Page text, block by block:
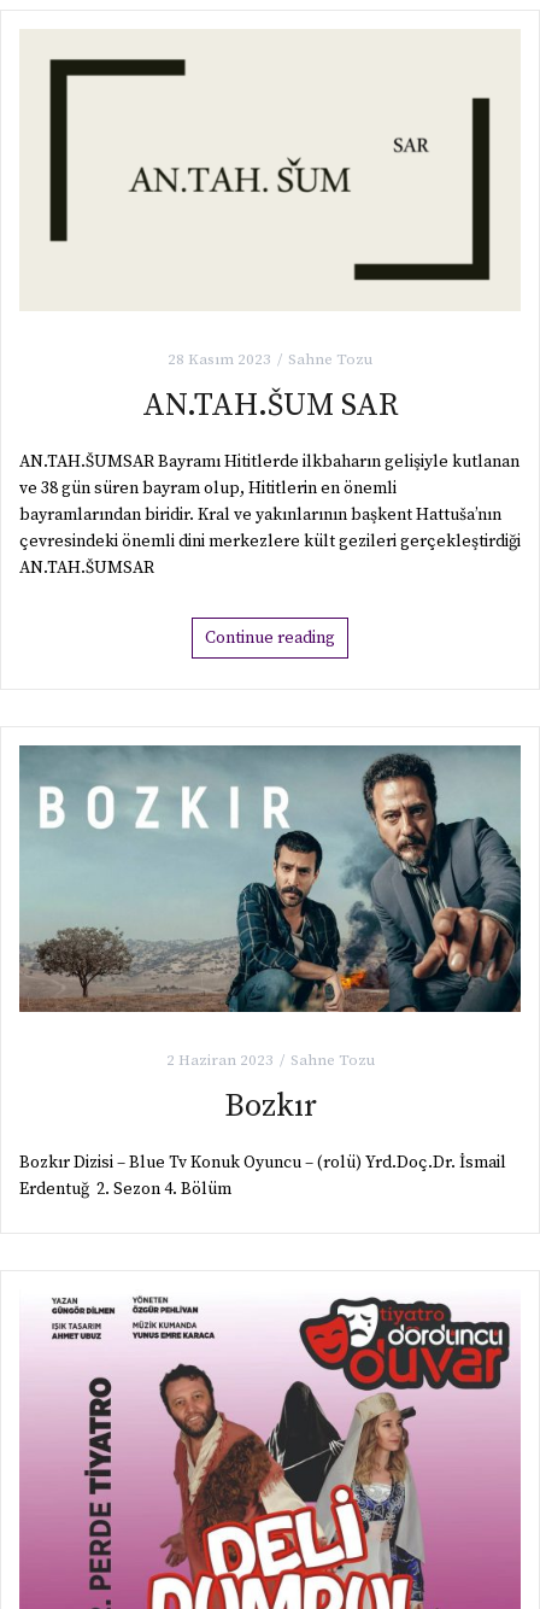
28 Kasım 2023 Sahne Tozu
AN.TAH.ŠUM SAR
AN.TAH.ŠUMSAR Bayramı Hititlerde ilkbaharın gelişiyle kutlanan
ve 38 gün süren bayram olup, Hititlerin en önemli
bayramlarından biridir. Kral ve yakınlarının başkent Hattuša’nın
çevresindeki önemli dini merkezlere kült gezileri gerçekleştirdiği
AN.TAH.ŠUMSAR
Continue reading
2 Haziran 2023 Sahne Tozu
Bozkır
Bozkır Dizisi – Blue Tv Konuk Oyuncu – (rolü) Yrd.Doç.Dr. İsmail
Erdentuğ 2. Sezon 4. Bölüm